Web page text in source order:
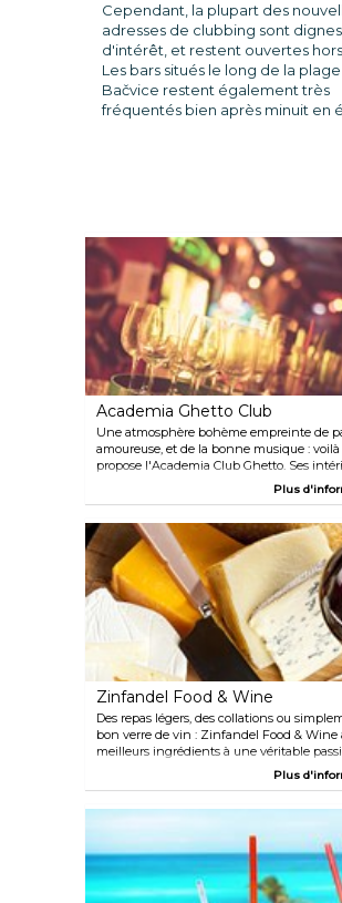
Cependant, la plupart des
adresses de clubbing sont dignes
d'intérêt, et restent ouvertes hors
Les bars situés le long de la
Bačvice restent également très
fréquentés bien après minuit en
Academia Ghetto Club
Une atmosphère bohème empreinte de
amoureuse, et de la bonne musique :
propose l'Academia Club Ghetto. Ses
originaux et son ambiance générale
originales.
Plus
Zinfandel Food & Wine
Des repas légers, des collations ou
bon verre de vin : Zinfandel Food & Wine
meilleurs ingrédients à une véritable
les vins sélectionnés avec soin. Goûtez
séduire par l'atmosphère si particulière de
Ne passez pas à côté des concerts !
Plus